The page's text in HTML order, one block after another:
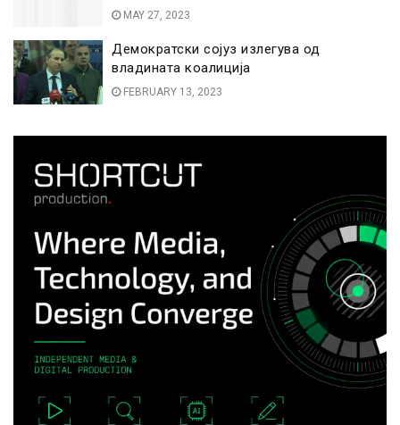
MAY 27, 2023
Демократски сојуз излегува од
владината коалиција
FEBRUARY 13, 2023